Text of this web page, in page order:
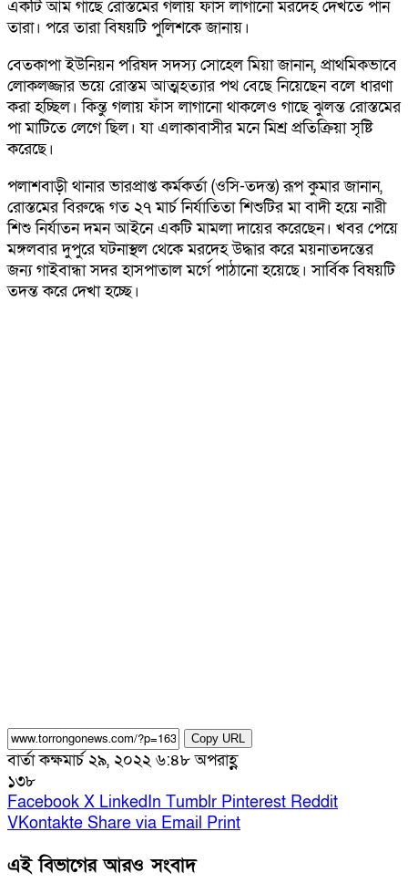
একটি আম গাছে রোস্তমের গলায় ফাঁস লাগানো মরদেহ দেখতে পান
তারা। পরে তারা বিষয়টি পুলিশকে জানায়।
বেতকাপা ইউনিয়ন পরিষদ সদস্য সোহেল মিয়া জানান, প্রাথমিকভাবে
লোকলজ্জার ভয়ে রোস্তম আত্মহত্যার পথ বেছে নিয়েছেন বলে ধারণা
করা হচ্ছিল। কিন্তু গলায় ফাঁস লাগানো থাকলেও গাছে ঝুলন্ত রোস্তমের
পা মাটিতে লেগে ছিল। যা এলাকাবাসীর মনে মিশ্র প্রতিক্রিয়া সৃষ্টি
করেছে।
পলাশবাড়ী থানার ভারপ্রাপ্ত কর্মকর্তা (ওসি-তদন্ত) রূপ কুমার জানান,
রোস্তমের বিরুদ্ধে গত ২৭ মার্চ নির্যাতিতা শিশুটির মা বাদী হয়ে নারী
শিশু নির্যাতন দমন আইনে একটি মামলা দায়ের করেছেন। খবর পেয়ে
মঙ্গলবার দুপুরে ঘটনাস্থল থেকে মরদেহ উদ্ধার করে ময়নাতদন্তের
জন্য গাইবান্ধা সদর হাসপাতাল মর্গে পাঠানো হয়েছে। সার্বিক বিষয়টি
তদন্ত করে দেখা হচ্ছে।
Copy URL
বার্তা কক্ষমার্চ ২৯, ২০২২ ৬:৪৮ অপরাহ্ণ
১৩৮
Facebook X LinkedIn Tumblr Pinterest Reddit
VKontakte Share via Email Print
এই বিভাগের আরও সংবাদ